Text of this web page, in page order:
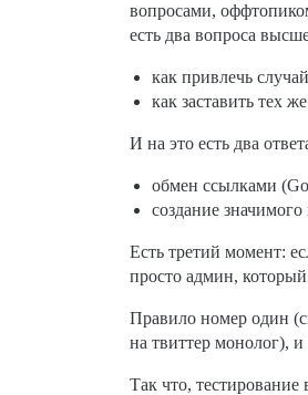
вопросами,
есть два вопроса
как привлечь
как заставить тех
И на это есть два
обмен ссылками
создание значимого
Есть третий момент:
просто админ,
Правило номер один
на твиттер монолог),
Так что, тестирование